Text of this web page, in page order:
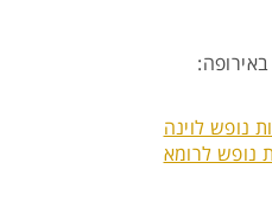
נופש לוינה
נופש לרומא